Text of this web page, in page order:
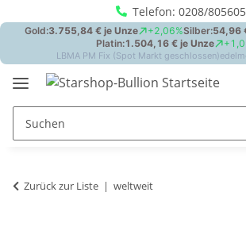
Telefon: 0208/805605
Zurück zur Liste weltweit